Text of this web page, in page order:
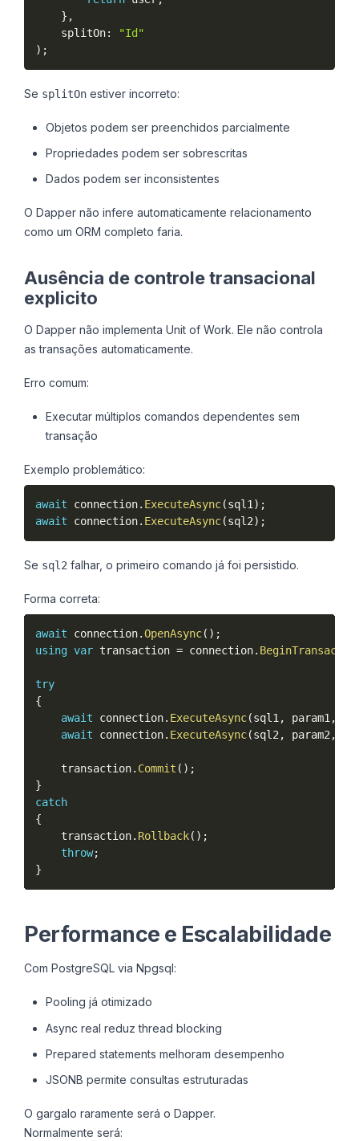
} ,
    splitOn
:
"Id"
) ;
Se splitOn estiver incorreto:
Objetos podem ser preenchidos parcialmente
Propriedades podem ser sobrescritas
Dados podem ser inconsistentes
O Dapper não infere automaticamente relacionamento
como um ORM completo faria.
Ausência de controle transacional
explicito
O Dapper não implementa Unit of Work. Ele não controla
as transações automaticamente.
Erro comum:
Executar múltiplos comandos dependentes sem
transação
Exemplo problemático:
await connection. ExecuteAsync(sql1 ) ;
await connection. ExecuteAsync(sql2) ;
Se sql2 falhar, o primeiro comando já foi persistido.
Forma correta:
await connection.OpenAsync( ) ;
using var transaction = connection.
try
{
await connection. ExecuteAsync(sql1 , param1 ,
await connection. ExecuteAsync(sql2 , param2 ,
    transaction
. Commit ( ) ;
}
catch
{
    transaction
. Rollback( ) ;
throw;
}
Performance e Escalabilidade
Com PostgreSQL via Npgsql:
Pooling já otimizado
Async real reduz thread blocking
Prepared statements melhoram desempenho
JSONB permite consultas estruturadas
O gargalo raramente será o Dapper.
Normalmente será: